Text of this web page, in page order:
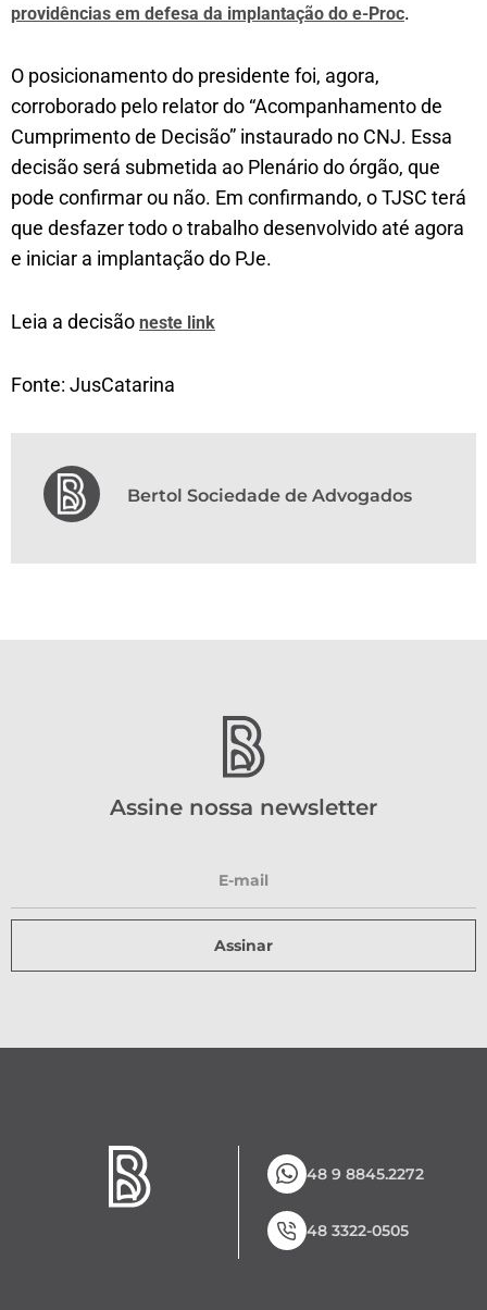
providências em defesa da implantação do e-Proc.
O posicionamento do presidente foi, agora,
corroborado pelo relator do “Acompanhamento de
Cumprimento de Decisão” instaurado no CNJ. Essa
decisão será submetida ao Plenário do órgão, que
pode confirmar ou não. Em confirmando, o TJSC terá
que desfazer todo o trabalho desenvolvido até agora
e iniciar a implantação do PJe.
Leia a decisão neste link
Fonte: JusCatarina
Bertol Sociedade de Advogados
Assine nossa newsletter
Assinar
48 9 8845.2272
48 3322-0505